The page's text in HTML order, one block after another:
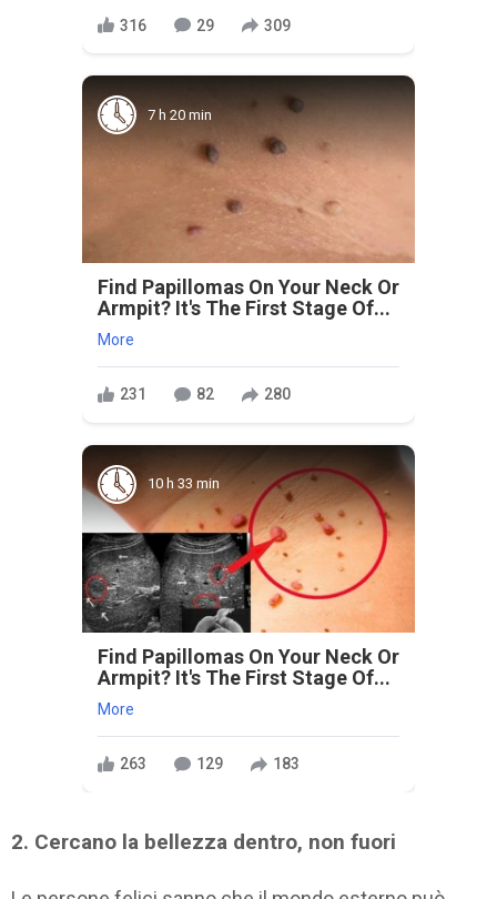
316 29 309
7 h 20 min
Find Papillomas On Your Neck Or
Armpit? It's The First Stage Of...
More
231 82 280
10 h 33 min
Find Papillomas On Your Neck Or
Armpit? It's The First Stage Of...
More
263 129 183
2. Cercano la bellezza dentro, non fuori